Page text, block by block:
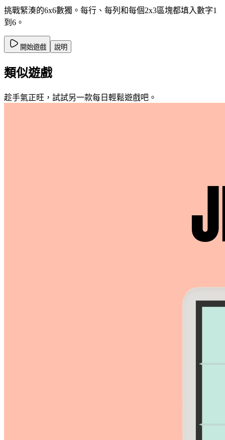
挑戰緊湊的6x6數獨。每行、每列和每個2x3區塊都填入數字1
到6。
開始遊戲 說明
類似遊戲
趁手氣正旺，試試另一款每日輕鬆遊戲吧。